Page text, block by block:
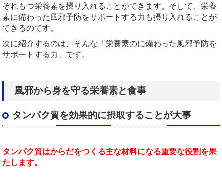
ぞれもつ栄養素を摂り入れることができます。そして、栄養
素に備わった風邪予防をサポートする力も摂り入れることが
できるのです。
次に紹介するのは、そんな「栄養素のに備わった風邪予防を
サポートする力」です。
風邪から身を守る栄養素と食事
タンパク質を効果的に摂取することが大事
タンパク質はからだをつくる主な材料になる重要な役割を果
たします。